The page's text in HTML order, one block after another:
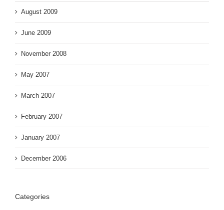
August 2009
June 2009
November 2008
May 2007
March 2007
February 2007
January 2007
December 2006
Categories